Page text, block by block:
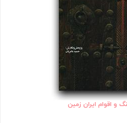
و اقوام ایران زمین